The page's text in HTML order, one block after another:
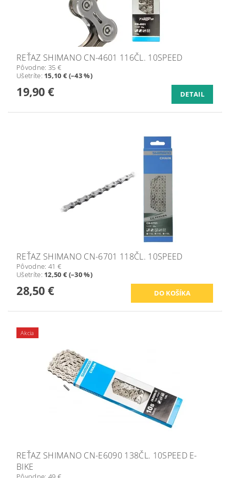
REŤAZ SHIMANO CN-4601 116ČL. 10SPEED
Pôvodne: 35 €
Ušetríte: 15,10 € (–43 %)
19,90 € DETAIL
REŤAZ SHIMANO CN-6701 118ČL. 10SPEED
Pôvodne: 41 €
Ušetríte: 12,50 € (–30 %)
28,50 €
Akcia
REŤAZ SHIMANO CN-E6090 138ČL. 10SPEED E-
BIKE